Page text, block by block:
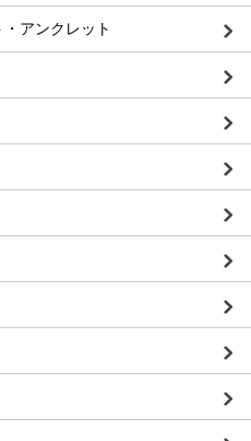
アンクレット